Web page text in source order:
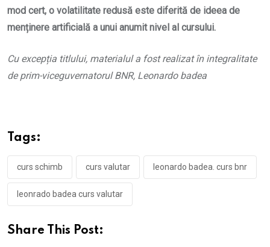
mod cert, o volatilitate redusă este diferită de ideea de
menținere artificială a unui anumit nivel al cursului.
Cu excepția titlului, materialul a fost realizat în integralitate
de prim-viceguvernatorul BNR, Leonardo badea
Tags:
curs schimb curs valutar leonardo badea. curs bnr
leonrado badea curs valutar
Share This Post: